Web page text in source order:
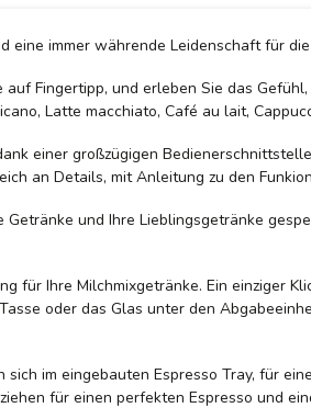
eine immer währende Leidenschaft für
Fingertipp, und erleben Sie das
Latte macchiato, Café au lait,
einer großzügigen
an Details, mit Anleitung zu den
und Ihre Lieblingsgetränke
für Ihre Milchmixgetränke. Ein einziger
oder das Glas unter den
im eingebauten Espresso Tray, für
für einen perfekten Espresso und